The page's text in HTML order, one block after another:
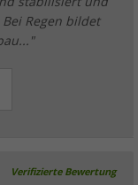
Regen bildet
Verifizierte Bewertung